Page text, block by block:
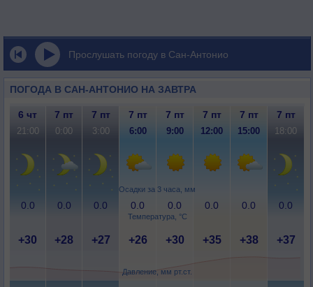
Прослушать погоду в Сан-Антонио
ПОГОДА В САН-АНТОНИО НА ЗАВТРА
Осадки за 3 часа, мм
Температура, °C
Давление, мм рт.ст.
6 чт 7 пт 7 пт 7 пт 7 пт 7 пт 7 пт 7 пт
21:00 0:00 3:00 6:00 9:00 12:00 15:00 18:00
0.0 0.0 0.0 0.0 0.0 0.0 0.0 0.0
+30 +28 +27 +26 +30 +35 +38 +37